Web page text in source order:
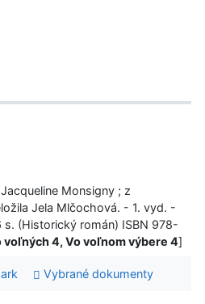
Monsigny ; z
Jela Mlčochová. - 1. vyd. -
(Historický román) ISBN 978-
voľných 4, Vo voľnom výbere 4]
Vybrané dokumenty